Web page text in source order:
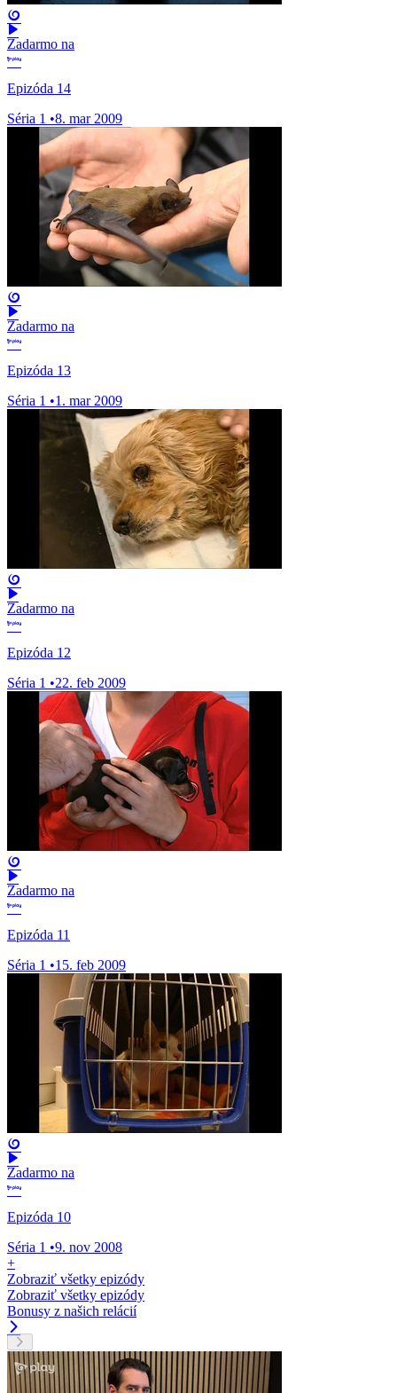
Zadarmo na
Epizóda 14
Séria 1 •8. mar 2009
Zadarmo na
Epizóda 13
Séria 1 •1. mar 2009
Zadarmo na
Epizóda 12
Séria 1 •22. feb 2009
Zadarmo na
Epizóda 11
Séria 1 •15. feb 2009
Zadarmo na
Epizóda 10
Séria 1 •9. nov 2008
+
Zobraziť všetky epizódy
Zobraziť všetky epizódy
Bonusy z našich relácií